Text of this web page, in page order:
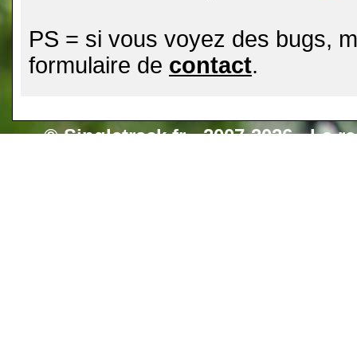
PS = si vous voyez des bugs,
formulaire de contact.
©Singletrack.fr- 2007-2026 - La